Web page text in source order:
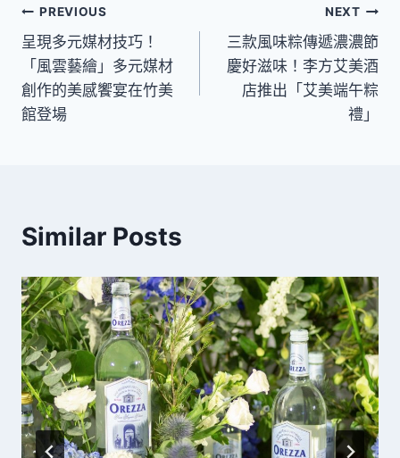
文
章
導
覽
PREVIOUS
呈現多元媒材技巧！
「風雲藝繪」多元媒材
創作的美感饗宴在竹美
館登場
NEXT
三款風味粽傳遞濃濃節
慶好滋味！李方艾美酒
店推出「艾美端午粽
禮」
Similar Posts